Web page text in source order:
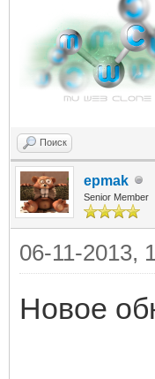
Поиск
epmak
Senior Member
06-11-2013,
Новое